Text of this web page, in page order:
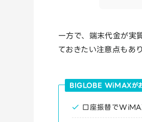
一方で、端末代金が実
ておきたい注意点もあり
BIGLOBE WiMAXが
口座振替で